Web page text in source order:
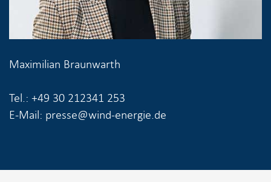
Maximilian Braunwarth
Tel.: +49 30 212341 253
E-Mail: presse@wind-energie.de